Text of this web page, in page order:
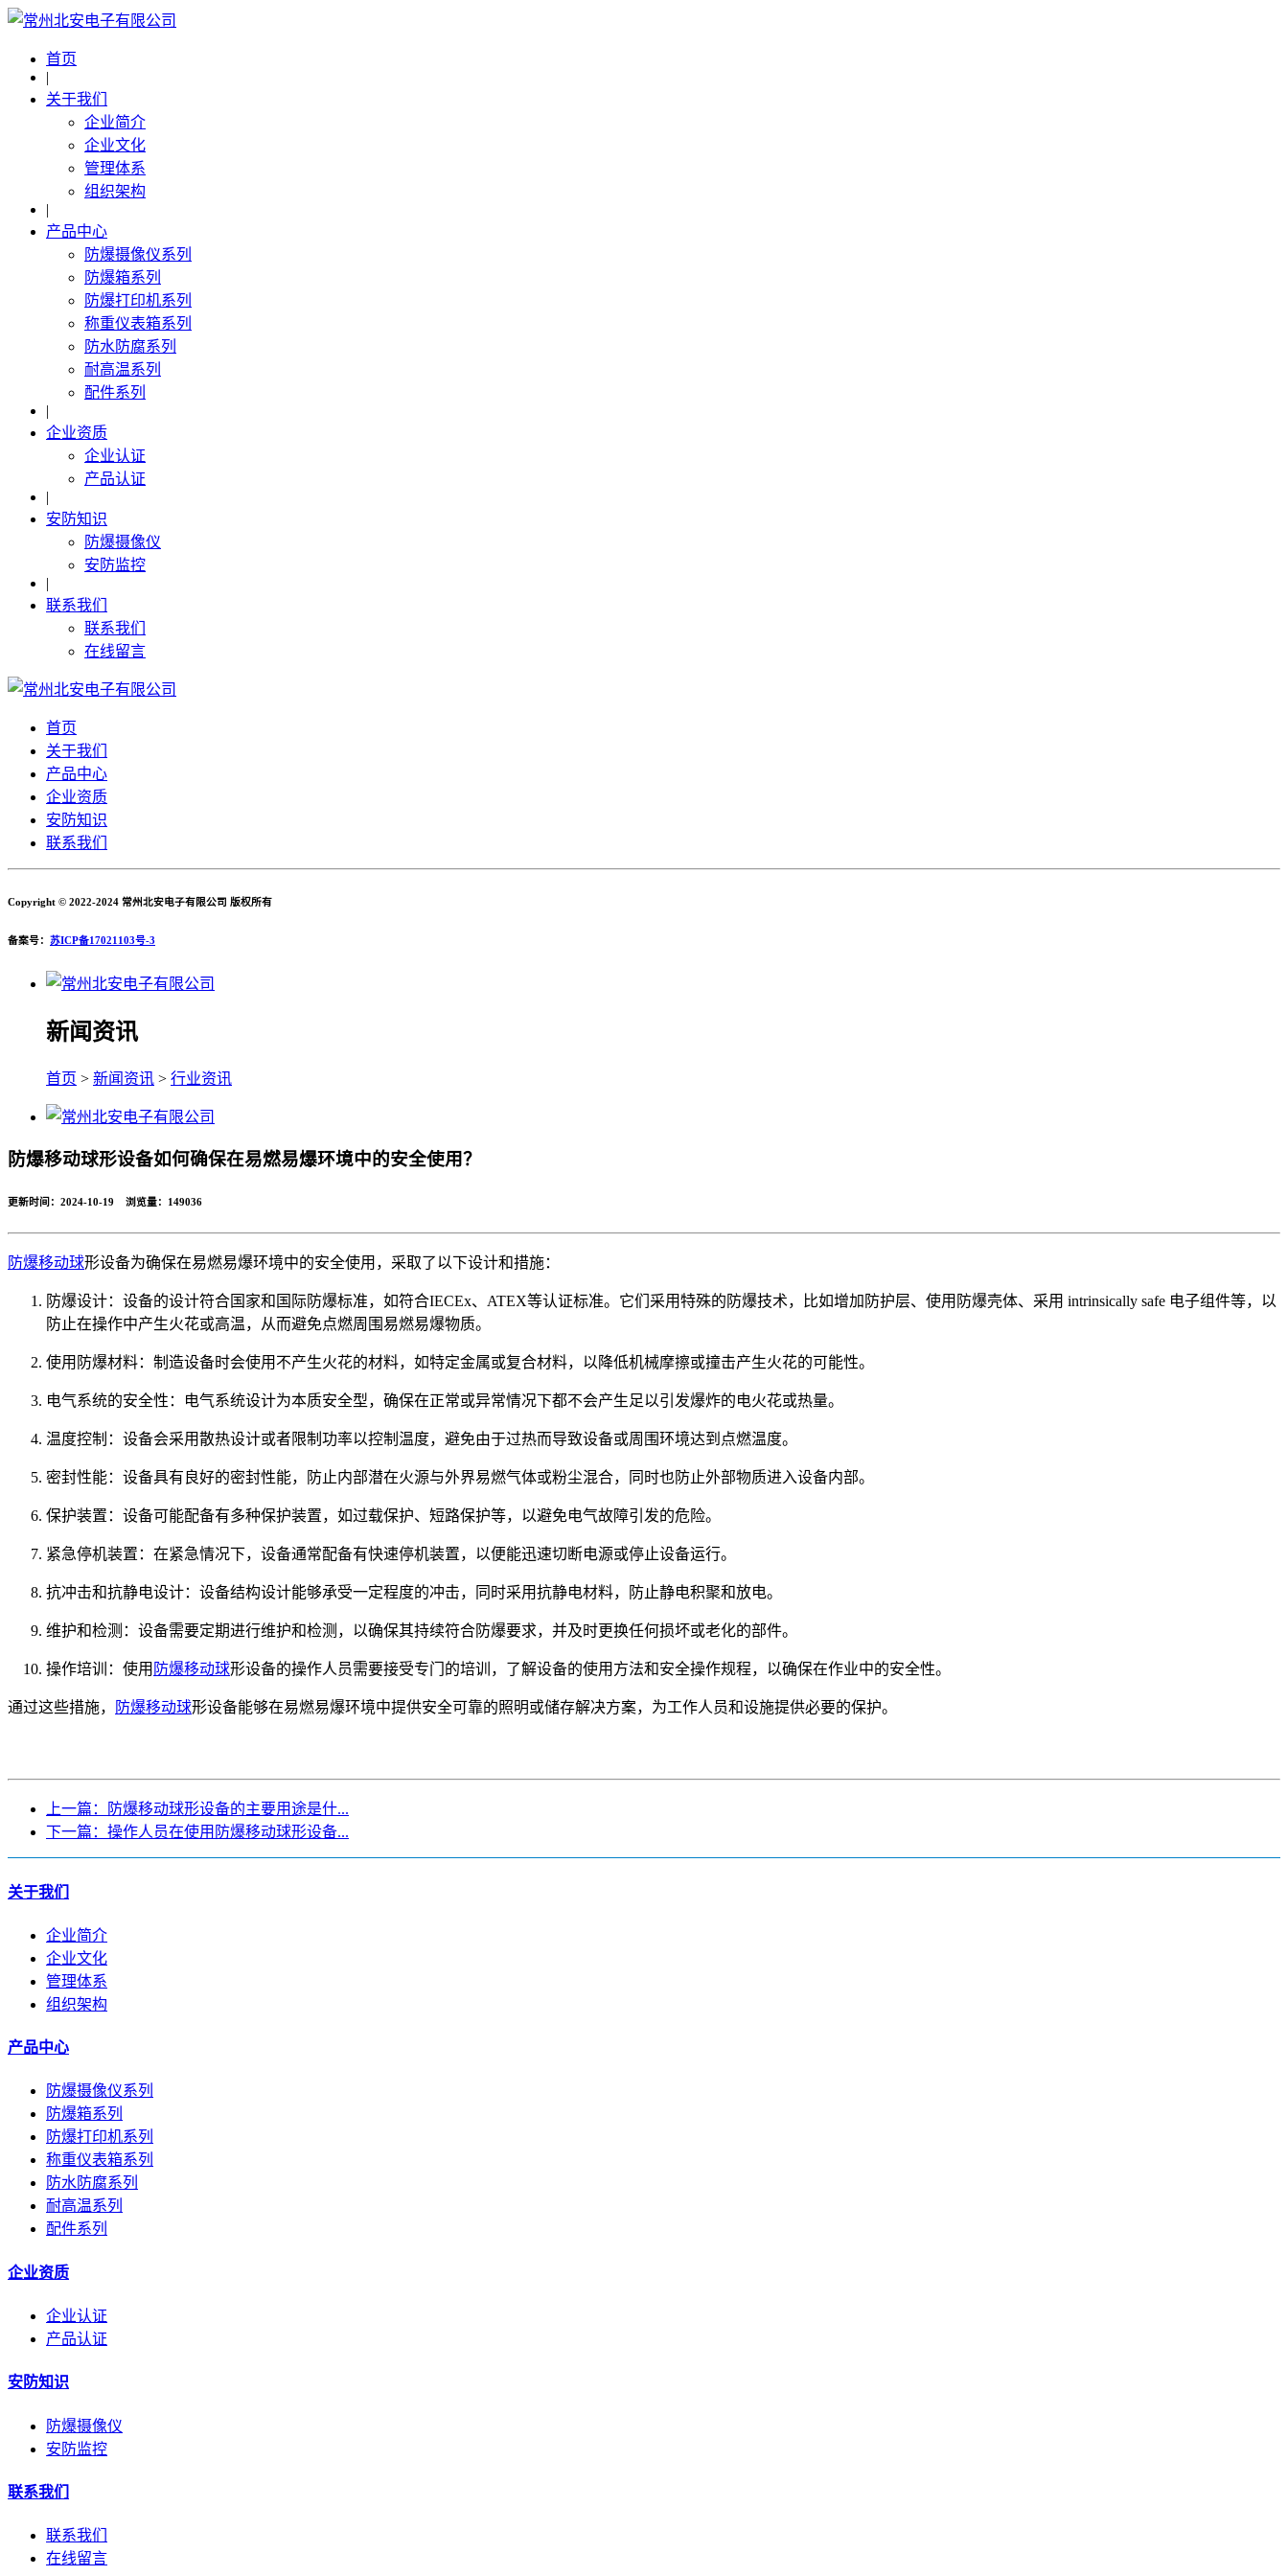
首页
|
关于我们
企业简介
企业文化
管理体系
组织架构
|
产品中心
防爆摄像仪系列
防爆箱系列
防爆打印机系列
称重仪表箱系列
防水防腐系列
耐高温系列
配件系列
|
企业资质
企业认证
产品认证
|
安防知识
防爆摄像仪
安防监控
|
联系我们
联系我们
在线留言
首页
关于我们
产品中心
企业资质
安防知识
联系我们
Copyright © 2022-2024 常州北安电子有限公司 版权所有
备案号： 苏ICP备17021103号-3
新闻资讯
首页 > 新闻资讯 > 行业资讯
防爆移动球形设备如何确保在易燃易爆环境中的安全使用？
更新时间：2024-10-19 浏览量： 149036
防爆移动球形设备为确保在易燃易爆环境中的安全使用，采取了以下设计和措施：
防爆设计：设备的设计符合国家和国际防爆标准，如符合IECEx、ATEX等认证标准。它们采用特殊的防爆技术，比如增加防护层、使用防爆壳体、采用 intrinsically safe 电子组件等，以
防止在操作中产生火花或高温，从而避免点燃周围易燃易爆物质。
使用防爆材料：制造设备时会使用不产生火花的材料，如特定金属或复合材料，以降低机械摩擦或撞击产生火花的可能性。
电气系统的安全性：电气系统设计为本质安全型，确保在正常或异常情况下都不会产生足以引发爆炸的电火花或热量。
温度控制：设备会采用散热设计或者限制功率以控制温度，避免由于过热而导致设备或周围环境达到点燃温度。
密封性能：设备具有良好的密封性能，防止内部潜在火源与外界易燃气体或粉尘混合，同时也防止外部物质进入设备内部。
保护装置：设备可能配备有多种保护装置，如过载保护、短路保护等，以避免电气故障引发的危险。
紧急停机装置：在紧急情况下，设备通常配备有快速停机装置，以便能迅速切断电源或停止设备运行。
抗冲击和抗静电设计：设备结构设计能够承受一定程度的冲击，同时采用抗静电材料，防止静电积聚和放电。
维护和检测：设备需要定期进行维护和检测，以确保其持续符合防爆要求，并及时更换任何损坏或老化的部件。
操作培训：使用 防爆移动球形设备的操作人员需要接受专门的培训，了解设备的使用方法和安全操作规程，以确保在作业中的安全性。
通过这些措施， 防爆移动球形设备能够在易燃易爆环境中提供安全可靠的照明或储存解决方案，为工作人员和设施提供必要的保护。
上一篇：防爆移动球形设备的主要用途是什...
下一篇：操作人员在使用防爆移动球形设备...
关于我们
企业简介
企业文化
管理体系
组织架构
产品中心
防爆摄像仪系列
防爆箱系列
防爆打印机系列
称重仪表箱系列
防水防腐系列
耐高温系列
配件系列
企业资质
企业认证
产品认证
安防知识
防爆摄像仪
安防监控
联系我们
联系我们
在线留言